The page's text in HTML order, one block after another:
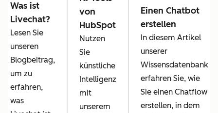
Was ist
Livechat?
Lesen Sie
unseren
Blogbeitrag,
um zu
erfahren,
was
von
HubSpot
Nutzen
Sie
künstliche
Intelligenz
mit
unserem
Einen Chatbot
erstellen
In diesem Artikel
unserer
Wissensdatenbank
erfahren Sie, wie
Sie einen Chatflow
erstellen, in dem